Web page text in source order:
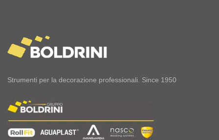
Strumenti per la decorazione professionali. Since 1950